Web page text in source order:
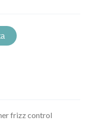
frizz control